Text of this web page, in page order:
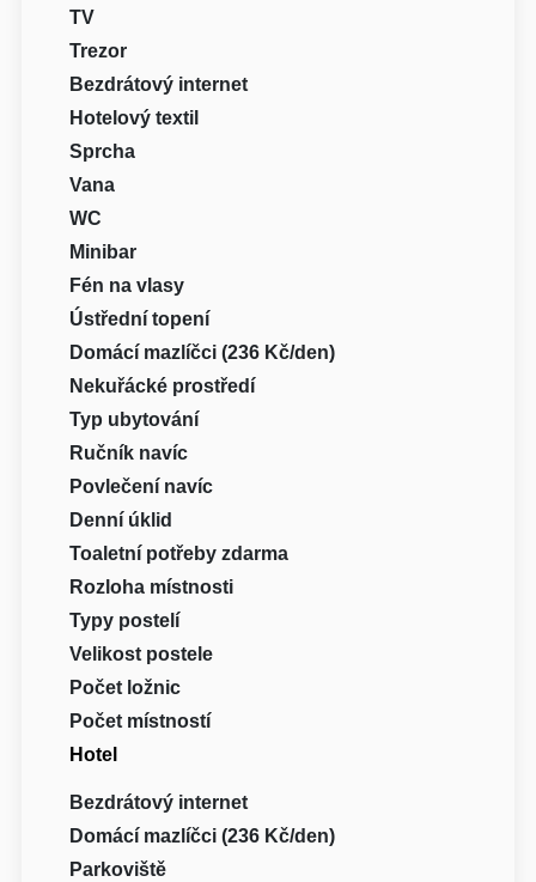
TV
Trezor
Bezdrátový internet
Hotelový textil
Sprcha
Vana
WC
Minibar
Fén na vlasy
Ústřední topení
Domácí mazlíčci (236 Kč/den)
Nekuřácké prostředí
Typ ubytování
Ručník navíc
Povlečení navíc
Denní úklid
Toaletní potřeby zdarma
Rozloha místnosti
Typy postelí
Velikost postele
Počet ložnic
Počet místností
Hotel
Bezdrátový internet
Domácí mazlíčci (236 Kč/den)
Parkoviště